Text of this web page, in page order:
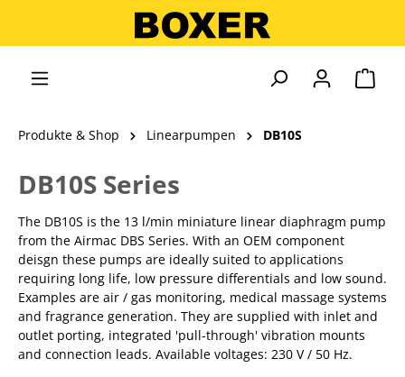
Produkte & Shop Linearpumpen DB10S
DB10S Series
The DB10S is the 13 l/min miniature linear diaphragm pump
from the Airmac DBS Series. With an OEM component
deisgn these pumps are ideally suited to applications
requiring long life, low pressure differentials and low sound.
Examples are air / gas monitoring, medical massage systems
and fragrance generation. They are supplied with inlet and
outlet porting, integrated 'pull-through' vibration mounts
and connection leads. Available voltages: 230 V / 50 Hz.